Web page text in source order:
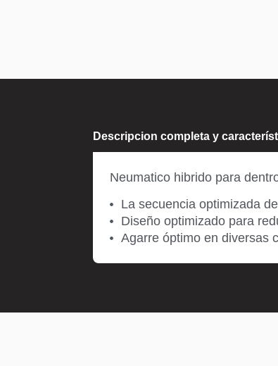
Descripcion completa y
Neumatico hibrido para
La secuencia optimizada
Diseño optimizado para
Agarre óptimo en diversas